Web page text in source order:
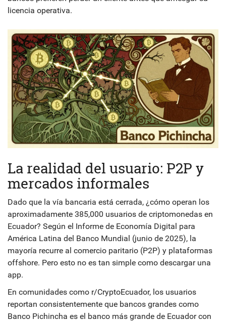
licencia operativa.
La realidad del usuario: P2P y
mercados informales
Dado que la vía bancaria está cerrada, ¿cómo operan los
aproximadamente 385,000 usuarios de criptomonedas en
Ecuador? Según el Informe de Economía Digital para
América Latina del Banco Mundial (junio de 2025), la
mayoría recurre al comercio paritario (P2P) y plataformas
offshore. Pero esto no es tan simple como descargar una
app.
En comunidades como r/CryptoEcuador, los usuarios
reportan consistentemente que bancos grandes como
Banco Pichincha es el banco más grande de Ecuador con